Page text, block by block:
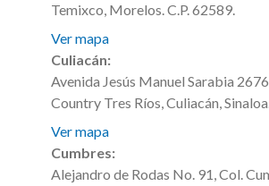
Temixco, Morelos. C.P. 62589.
Ver mapa
Culiacán:
Avenida Jesús Manuel Sarabia
Country Tres Ríos, Culiacán,
Ver mapa
Cumbres:
Alejandro de Rodas No. 91, Col.